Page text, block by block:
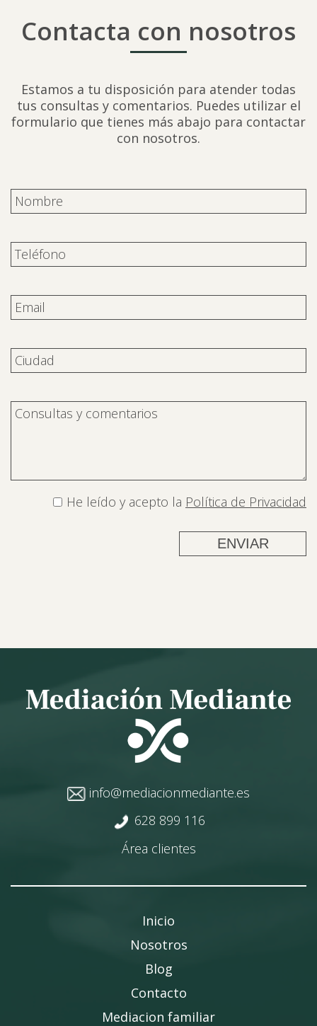
Contacta con nosotros
Estamos a tu disposición para atender todas
tus consultas y comentarios. Puedes utilizar el
formulario que tienes más abajo para contactar
con nosotros.
He leído y acepto la Política de Privacidad
info@mediacionmediante.es
628 899 116
Área clientes
Inicio
Nosotros
Blog
Contacto
Mediacion familiar